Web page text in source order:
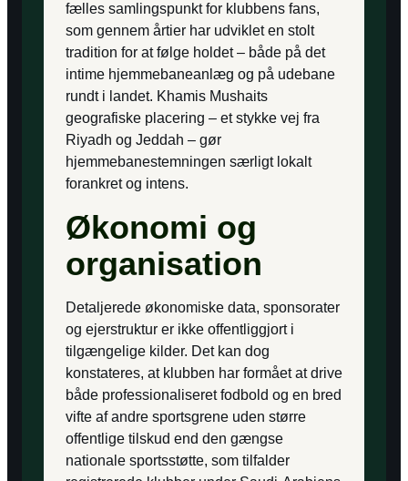
fælles samlingspunkt for klubbens fans,
som gennem årtier har udviklet en stolt
tradition for at følge holdet – både på det
intime hjemmebaneanlæg og på udebane
rundt i landet. Khamis Mushaits
geografiske placering – et stykke vej fra
Riyadh og Jeddah – gør
hjemmebanestemningen særligt lokalt
forankret og intens.
Økonomi og
organisation
Detaljerede økonomiske data, sponsorater
og ejerstruktur er ikke offentliggjort i
tilgængelige kilder. Det kan dog
konstateres, at klubben har formået at drive
både professionaliseret fodbold og en bred
vifte af andre sportsgrene uden større
offentlige tilskud end den gængse
nationale sportsstøtte, som tilfalder